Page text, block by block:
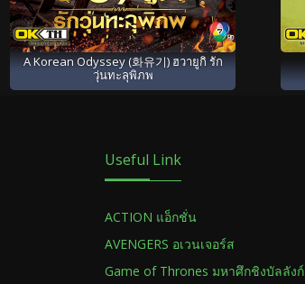
A Korean Odyssey (화유기) ฮวายูกิ รัก
วุ่นทะลุพิภพ
Useful Link
ACTION แอ็กชั่น
AVENGERS อเวนเจอร์ส
Game of Thrones มหาศึกชิงบัลลังก์